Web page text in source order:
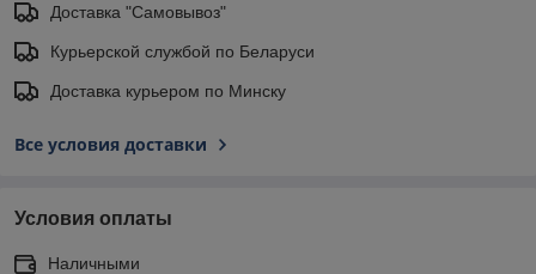
Доставка "Самовывоз"
Курьерской службой по Беларуси
Доставка курьером по Минску
Все условия доставки
Условия оплаты
Наличными